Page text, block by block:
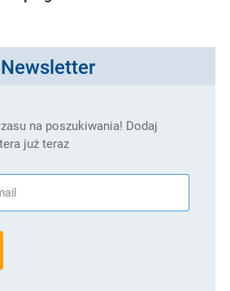
Newsletter
na poszukiwania! Dodaj
już teraz